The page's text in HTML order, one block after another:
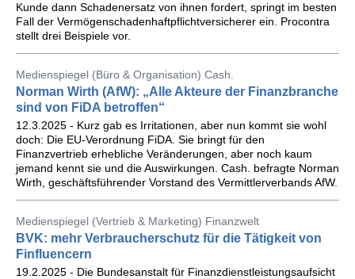
Kunde dann Schadenersatz von ihnen fordert, springt im besten
Fall der Vermögenschadenhaftpflichtversicherer ein. Procontra
stellt drei Beispiele vor.
Medienspiegel (Büro & Organisation) Cash.
Norman Wirth (AfW): „Alle Akteure der Finanzbranche
sind von FiDA betroffen“
12.3.2025 - Kurz gab es Irritationen, aber nun kommt sie wohl
doch: Die EU-Verordnung FiDA. Sie bringt für den
Finanzvertrieb erhebliche Veränderungen, aber noch kaum
jemand kennt sie und die Auswirkungen. Cash. befragte Norman
Wirth, geschäftsführender Vorstand des Vermittlerverbands AfW.
Medienspiegel (Vertrieb & Marketing) Finanzwelt
BVK: mehr Verbraucherschutz für die Tätigkeit von
Finfluencern
19.2.2025 - Die Bundesanstalt für Finanzdienstleistungsaufsicht